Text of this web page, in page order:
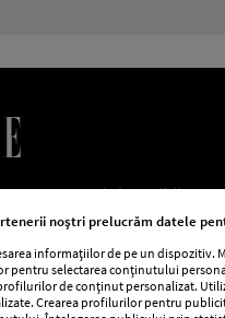
Termeni si conditii
femei Viva
noștri prelucrăm datele
informațiilor de pe un dispozitiv.
pentru selectarea conținutului
de conținut personalizat.
Crearea profilurilor pentru